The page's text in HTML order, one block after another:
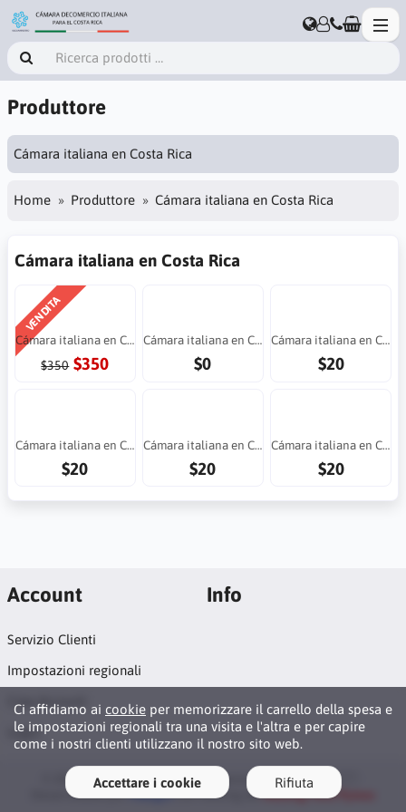
Produttore
Cámara italiana en Costa Rica
Home Produttore Cámara italiana en Costa Rica
Cámara italiana en Costa Rica
VENDITA
Cámara italiana en Costa Rica
$350 $350
Cámara italiana en Costa Rica
$0
Cámara italiana en Costa Rica
$20
Cámara italiana en Costa Rica
$20
Cámara italiana en Costa Rica
$20
Cámara italiana en Costa Rica
$20
Ci affidiamo ai cookie per memorizzare il carrello della spesa e
le impostazioni regionali tra una visita e l'altra e per capire
come i nostri clienti utilizzano il nostro sito web.
Accettare i cookie Rifiuta
Account
Servizio Clienti
Impostazioni regionali
Crea Account
Login
Info
© 2026 Cámara de Comercio Italiana de Costa Rica 🇮🇹 ·
Desarrollado por
con hosting de Hosting Para Pymes